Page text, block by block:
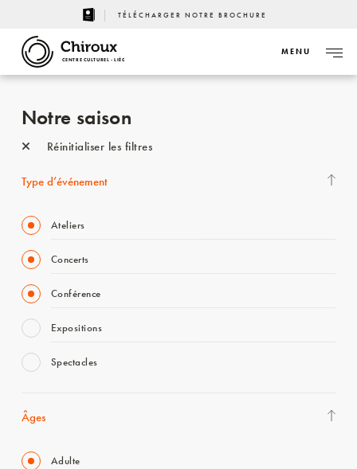
TÉLÉCHARGER NOTRE BROCHURE
CENTRE CULTUREL - LIÈGE
MENU
Notre saison
Réinitialiser les filtres
Type d’événement
Ateliers
Concerts
Conférence
Expositions
Spectacles
Âges
Adulte